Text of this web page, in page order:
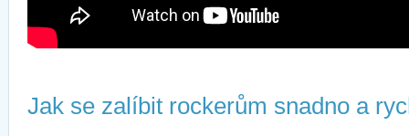
Jak se zalíbit rockerům snadno a